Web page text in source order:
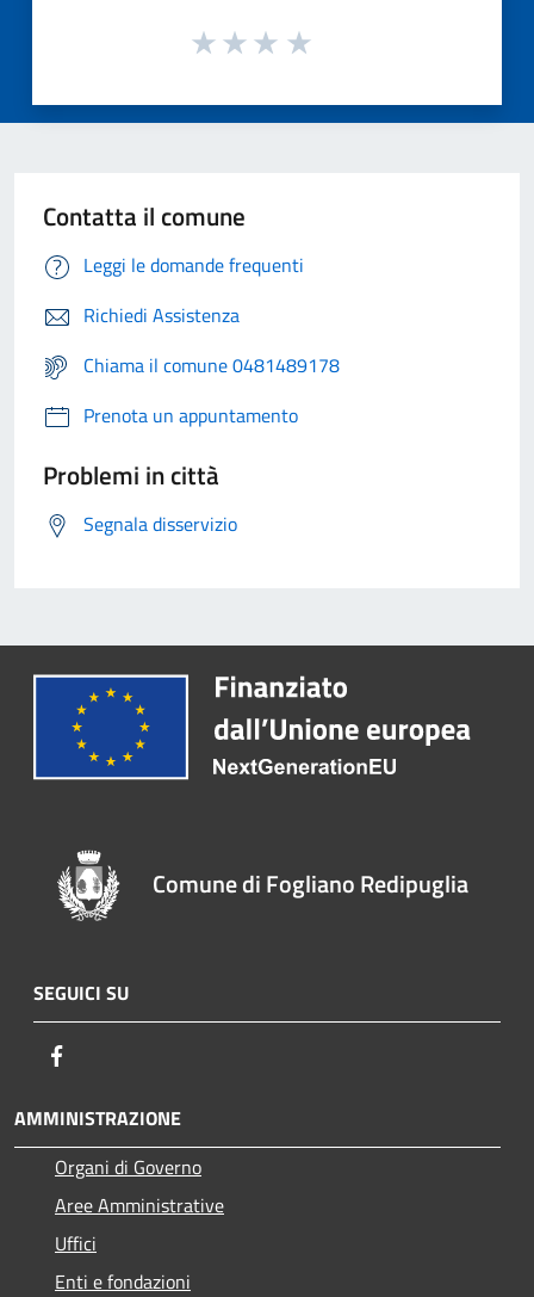
Contatta il comune
Leggi le domande frequenti
Richiedi Assistenza
Chiama il comune 0481489178
Prenota un appuntamento
Problemi in città
Segnala disservizio
Comune di Fogliano Redipuglia
SEGUICI SU
AMMINISTRAZIONE
Organi di Governo
Aree Amministrative
Uffici
Enti e fondazioni